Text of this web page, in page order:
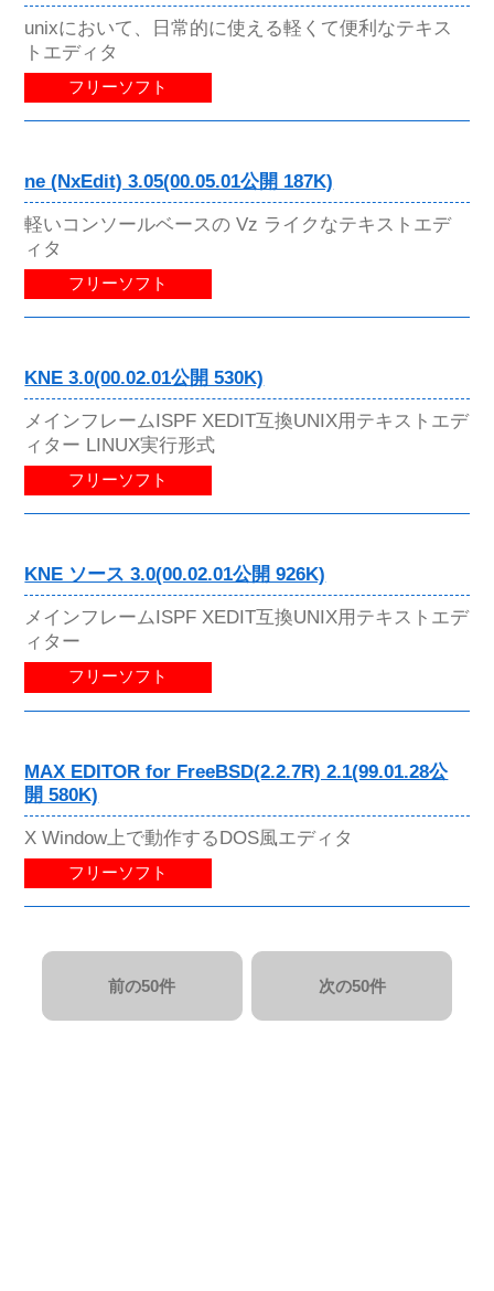
unixにおいて、日常的に使える軽くて便利なテキス
トエディタ
フリーソフト
ne (NxEdit) 3.05(00.05.01公開 187K)
軽いコンソールベースの Vz ライクなテキストエデ
ィタ
フリーソフト
KNE 3.0(00.02.01公開 530K)
メインフレームISPF XEDIT互換UNIX用テキストエデ
ィター LINUX実行形式
フリーソフト
KNE ソース 3.0(00.02.01公開 926K)
メインフレームISPF XEDIT互換UNIX用テキストエデ
ィター
フリーソフト
MAX EDITOR for FreeBSD(2.2.7R) 2.1(99.01.28公
開 580K)
X Window上で動作するDOS風エディタ
フリーソフト
前の50件 次の50件